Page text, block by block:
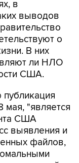
о
В них
ли НЛО
США.
США
выявления и
файлов,
полной